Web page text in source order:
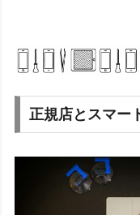
正規店とスマー